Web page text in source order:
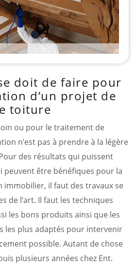
doit de faire pour
d’un projet de
toiture
ou pour le traitement de
n’est pas à prendre à la légère
des résultats qui puissent
peuvent être bénéfiques pour la
il faut des travaux se
de l’art. Il faut les techniques
les bons produits ainsi que les
les plus adaptés pour intervenir
possible. Autant de chose
plusieurs années chez Ent.